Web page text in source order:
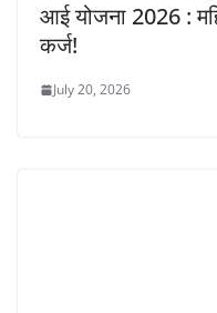
आई योजना 2026 :
कर्ज!
July 20, 2026